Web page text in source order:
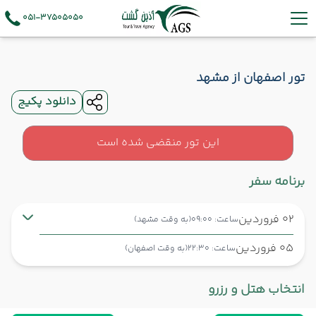
051-37505050
تور اصفهان از مشهد
دانلود پکیج
این تور منقضی شده است
برنامه سفر
02 فروردین ساعت: 09:00 (به وقت مشهد)
05 فروردین ساعت: 22:30 (به وقت اصفهان)
شروع سفر مشهد ,
انتخاب هتل و رزرو